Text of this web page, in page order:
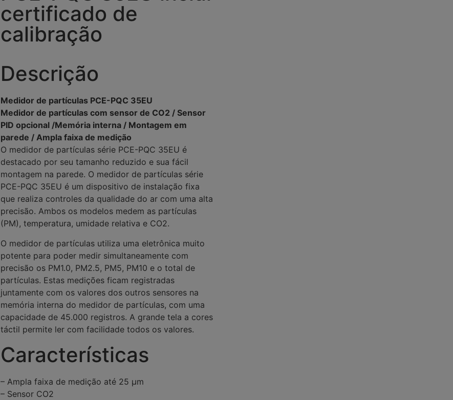
certificado de
calibração
Descrição
Medidor de partículas PCE-PQC 35EU
Medidor de partículas com sensor de CO2 / Sensor
PID opcional /Memória interna / Montagem em
parede / Ampla faixa de medição
O medidor de partículas série PCE-PQC 35EU é
destacado por seu tamanho reduzido e sua fácil
montagem na parede. O medidor de partículas série
PCE-PQC 35EU é um dispositivo de instalação fixa
que realiza controles da qualidade do ar com uma alta
precisão. Ambos os modelos medem as partículas
(PM), temperatura, umidade relativa e CO2.
O medidor de partículas utiliza uma eletrônica muito
potente para poder medir simultaneamente com
precisão os PM1.0, PM2.5, PM5, PM10 e o total de
partículas. Estas medições ficam registradas
juntamente com os valores dos outros sensores na
memória interna do medidor de partículas, com uma
capacidade de 45.000 registros. A grande tela a cores
táctil permite ler com facilidade todos os valores.
Características
– Ampla faixa de medição até 25 µm
– Sensor CO2